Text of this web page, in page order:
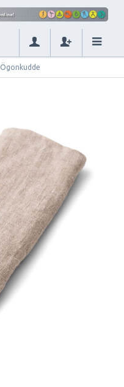
Ögonkudde